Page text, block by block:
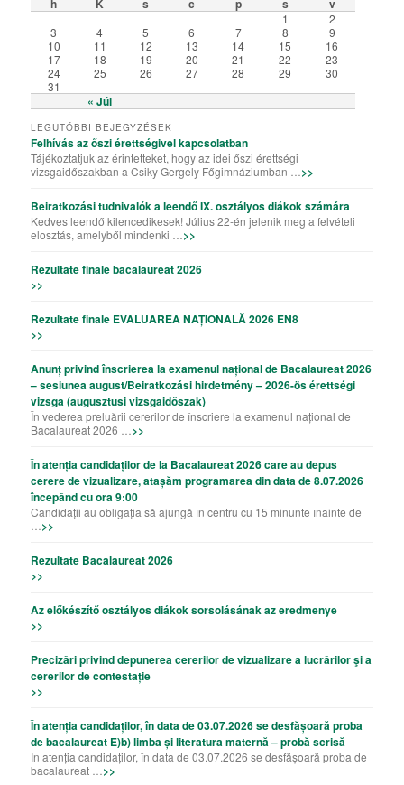
h K s c p s v
« Júl
1
2
3
4 5 6 7 8
9
10
11 12 13 14 15
16
17
18 19 20 21 22
23
24
25 26 27 28 29
30
31
LEGUTÓBBI BEJEGYZÉSEK
Felhívás az őszi érettségivel kapcsolatban
Tájékoztatjuk az érintetteket, hogy az idei őszi érettségi
vizsgaidőszakban a Csiky Gergely Főgimnáziumban … >>
Beiratkozási tudnivalók a leendő IX. osztályos diákok számára
Kedves leendő kilencedikesek! Július 22-én jelenik meg a felvételi
elosztás, amelyből mindenki … >>
Rezultate finale bacalaureat 2026
>>
Rezultate finale EVALUAREA NAȚIONALĂ 2026 EN8
>>
Anunț privind înscrierea la examenul național de Bacalaureat 2026
– sesiunea august/Beiratkozási hirdetmény – 2026-ös érettségi
vizsga (augusztusi vizsgaidőszak)
În vederea preluării cererilor de înscriere la examenul național de
Bacalaureat 2026 … >>
În atenția candidaților de la Bacalaureat 2026 care au depus
cerere de vizualizare, atașăm programarea din data de 8.07.2026
începând cu ora 9:00
Candidații au obligația să ajungă în centru cu 15 minunte înainte de
>>
Rezultate Bacalaureat 2026
>>
Az előkészítő osztályos diákok sorsolásának az eredmenye
>>
Precizǎri privind depunerea cererilor de vizualizare a lucrǎrilor şi a
cererilor de contestație
>>
În atenția candidaților, în data de 03.07.2026 se desfășoară proba
de bacalaureat E)b) limba și literatura maternă – probă scrisă
În atenția candidaților, în data de 03.07.2026 se desfășoară proba de
bacalaureat … >>